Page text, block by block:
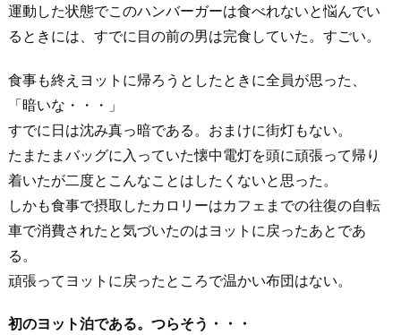
運動した状態でこのハンバーガーは食べれないと悩んでい
るときには、すでに目の前の男は完食していた。すごい。
食事も終えヨットに帰ろうとしたときに全員が思った、
「暗いな・・・」
すでに日は沈み真っ暗である。おまけに街灯もない。
たまたまバッグに入っていた懐中電灯を頭に頑張って帰り
着いたが二度とこんなことはしたくないと思った。
しかも食事で摂取したカロリーはカフェまでの往復の自転
車で消費されたと気づいたのはヨットに戻ったあとであ
る。
頑張ってヨットに戻ったところで温かい布団はない。
初のヨット泊である。つらそう・・・